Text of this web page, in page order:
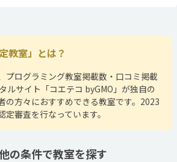
教室」とは？
プログラミング教室掲載数・口コミ掲載
ルサイト「コエテコ byGMO」が独自の
の方々におすすめできる教室です。2023
審査を行なっています。
の条件で教室を探す